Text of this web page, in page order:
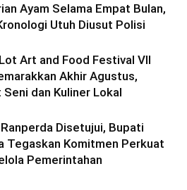
Ayam Selama Empat Bulan,
Utuh Diusut Polisi
Art and Food Festival VII
Akhir Agustus,
dan Kuliner Lokal
Disetujui, Bupati
Tegaskan Komitmen Perkuat
Pemerintahan